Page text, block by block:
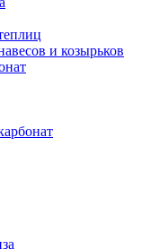
и козырьков